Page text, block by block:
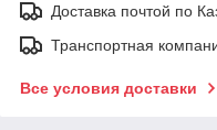
Доставка почтой по
Транспортная
Все условия доставки